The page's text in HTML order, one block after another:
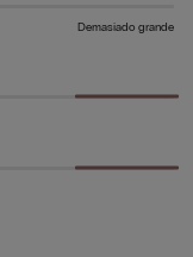
Demasiado grande